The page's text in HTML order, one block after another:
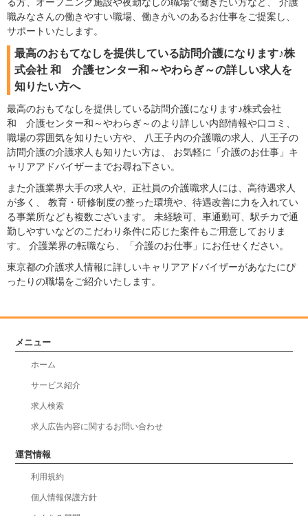
る方、オープニング施設や夜勤なしの職場で働きたい方など、 介護
職みなさんの働きやすい職場、働きがいのあるお仕事をご提案し、
サポートいたします。
最高のおもてなしを提供している訪問介護になります♪株
式会社 和 介護センター和～やわらぎ～の詳しい求人を
知りたい方へ
最高のおもてなしを提供している訪問介護になります♪株式会社
和 介護センター和～やわらぎ～のより詳しい内部情報や口コミ、
職場の雰囲気を知りたい方や、 八王子内の介護職の求人、八王子の
訪問介護の介護求人も知りたい方は、 お気軽に「介護のお仕事」キ
ャリアアドバイザーまでお尋ね下さい。
また介護業界大手の求人や、正社員の介護職求人には、高待遇求人
が多く、 教育・研修制度の整った環境や、待遇改善に力を入れてい
る事業所なども複数ございます。 未経験可、車通勤可、駅チカで通
勤しやすいなどのこだわり条件に応じた案件もご用意しておりま
す。 介護業界の転職なら、「介護のお仕事」にお任せください。
東京都の介護求人情報に詳しいキャリアアドバイザーがあなたにぴ
ったりの職場をご紹介いたします。
メニュー
ホーム
サービス紹介
求人検索
求人広告内容に関するお問い合わせ
運営情報
利用規約
個人情報保護方針